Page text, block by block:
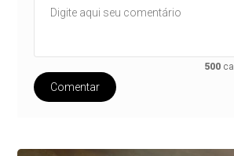
500
Comentar